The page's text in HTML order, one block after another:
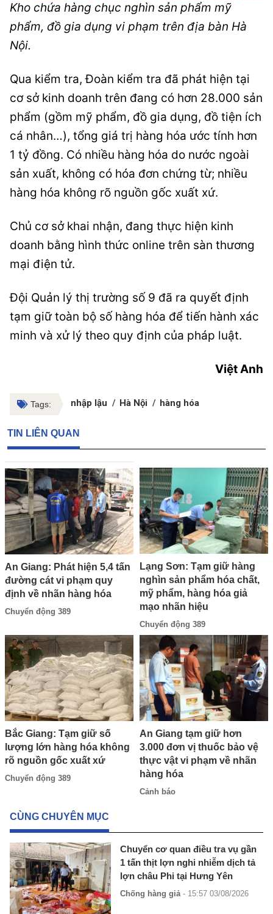
Kho chứa hàng chục nghìn sản phẩm mỹ
phẩm, đồ gia dụng vi phạm trên địa bàn Hà
Nội.
Qua kiểm tra, Đoàn kiểm tra đã phát hiện tại
cơ sở kinh doanh trên đang có hơn 28.000 sản
phẩm (gồm mỹ phẩm, đồ gia dụng, đồ tiện ích
cá nhân…), tổng giá trị hàng hóa ước tính hơn
1 tỷ đồng. Có nhiều hàng hóa do nước ngoài
sản xuất, không có hóa đơn chứng từ; nhiều
hàng hóa không rõ nguồn gốc xuất xứ.
Chủ cơ sở khai nhận, đang thực hiện kinh
doanh bằng hình thức online trên sàn thương
mại điện tử.
Đội Quản lý thị trường số 9 đã ra quyết định
tạm giữ toàn bộ số hàng hóa để tiến hành xác
minh và xử lý theo quy định của pháp luật.
Việt Anh
Tags: nhập lậu Hà Nội hàng hóa
TIN LIÊN QUAN
An Giang: Phát hiện 5,4 tấn
đường cát vi phạm quy
định về nhãn hàng hóa
Chuyển động 389
Lạng Sơn: Tạm giữ hàng
nghìn sản phẩm hóa chất,
mỹ phẩm, hàng hóa giả
mạo nhãn hiệu
Chuyển động 389
Bắc Giang: Tạm giữ số
lượng lớn hàng hóa không
rõ nguồn gốc xuất xứ
Chuyển động 389
An Giang tạm giữ hơn
3.000 đơn vị thuốc bảo vệ
thực vật vi phạm về nhãn
hàng hóa
Cảnh báo
CÙNG CHUYÊN MỤC
Chuyển cơ quan điều tra vụ gần
1 tấn thịt lợn nghi nhiễm dịch tả
lợn châu Phi tại Hưng Yên
Chống hàng giả - 15:57 03/08/2026